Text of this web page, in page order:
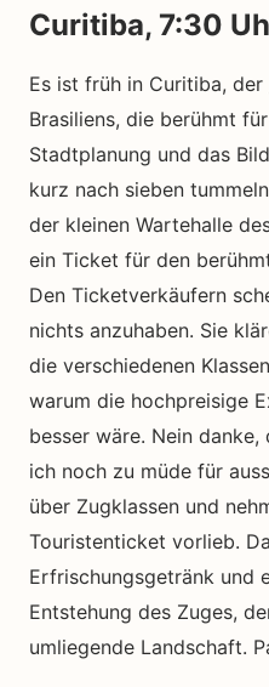
Curitiba, 7:30
Es ist früh in Curitiba, der
Brasiliens, die berühmt
Stadtplanung und das
kurz nach sieben
der kleinen Wartehalle
ein Ticket für den
Den Ticketverkäufern
nichts anzuhaben. Sie
die verschiedenen
warum die hochpreisige
besser wäre. Nein
ich noch zu müde für
über Zugklassen und
Touristenticket vorlieb.
Erfrischungsgetränk und
Entstehung des Zuges,
umliegende Landschaft.